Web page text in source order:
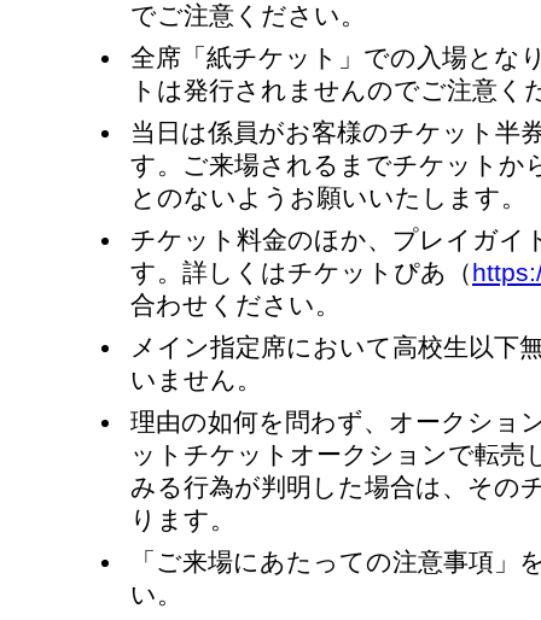
でご注意ください。
全席「紙チケット」での入場とな
トは発行されませんのでご注意く
当日は係員がお客様のチケット半
す。ご来場されるまでチケットか
とのないようお願いいたします。
チケット料金のほか、プレイガイ
す。詳しくはチケットぴあ（
合わせください。
メイン指定席において高校生以下
いません。
理由の如何を問わず、オークショ
ットチケットオークションで転売
みる行為が判明した場合は、その
ります。
「ご来場にあたっての注意事項」
い。